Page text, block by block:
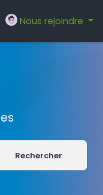
Nous rejoindre
Rechercher